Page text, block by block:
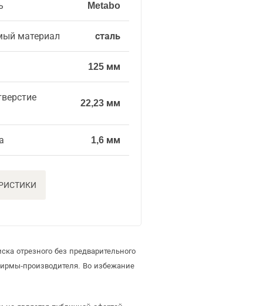
Metabo
материал сталь
125 мм
22,23 мм
1,6 мм
отрезного без предварительного
производителя. Во избежание